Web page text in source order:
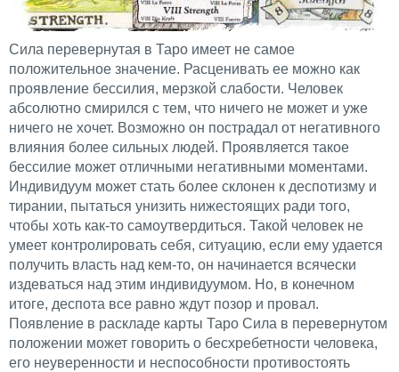
Сила перевернутая в Таро имеет не самое
положительное значение. Расценивать ее можно как
проявление бессилия, мерзкой слабости. Человек
абсолютно смирился с тем, что ничего не может и уже
ничего не хочет. Возможно он пострадал от негативного
влияния более сильных людей. Проявляется такое
бессилие может отличными негативными моментами.
Индивидуум может стать более склонен к деспотизму и
тирании, пытаться унизить нижестоящих ради того,
чтобы хоть как-то самоутвердиться. Такой человек не
умеет контролировать себя, ситуацию, если ему удается
получить власть над кем-то, он начинается всячески
издеваться над этим индивидуумом. Но, в конечном
итоге, деспота все равно ждут позор и провал.
Появление в раскладе карты Таро Сила в перевернутом
положении может говорить о бесхребетности человека,
его неуверенности и неспособности противостоять